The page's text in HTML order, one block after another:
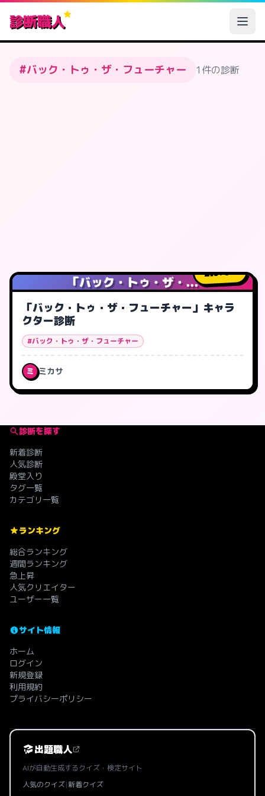
診断職人
#バック・トゥ・ザ・フューチャー 1件の診断
「バック・トゥ・ザ・...
578人
「バック・トゥ・ザ・フューチャー」キャラ
クター診断
#バック・トゥ・ザ・フューチャー
ミ ミカサ
診断を探す
新着診断
人気診断
殿堂入り
タグ一覧
カテゴリ一覧
ランキング
総合ランキング
週間ランキング
急上昇
人気クリエイター
ユーザー一覧
サイト情報
ホーム
ログイン
新規登録
利用規約
プライバシーポリシー
出題職人
AIが自動生成するクイズ・検定サイト
人気のクイズ|新着クイズ